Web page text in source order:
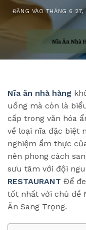
ĐĂNG VÀOTHÁNG 6
Nĩa ăn nhà hàng
uống mà còn là
cấp trong văn hóa
về loại nĩa đặc biệt
nghiệm ẩm thực
nên phong cách
sưu tâm với đội
RESTAURANT Để
tốt nhất với chủ đề
Ăn Sang Trọng.